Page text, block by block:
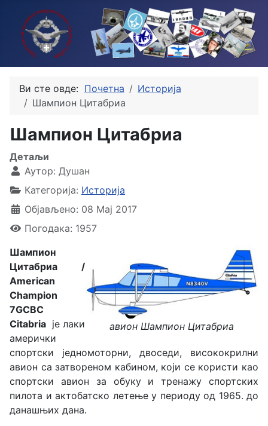
Ви сте овде: Почетна
Историја
Шампион Цитабриа
Шампион Цитабриа
Детаљи
Аутор: Душан
Категорија: Историја
Објављено: 08 Мај 2017
Погодака: 1957
авион Шампион Цитабриа
Шампион
Цитабриа /
American
Champion
7GCBC
Citabria је лаки
амерички
спортски једномоторни, двоседи, висококрилни
авион са затвореном кабином, који се користи као
спортски авион за обуку и тренажу спортских
пилота и актобатско летење у периоду од 1965. до
данашњих дана.